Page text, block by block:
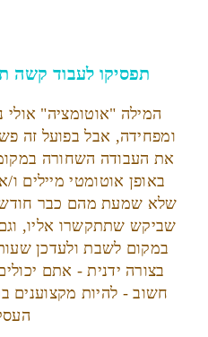
תפסיקו לעבוד קשה
המילה "אוטומציה"
ומפחידה, אבל בפועל זה
באופן אוטומטי מיילים ו/
שלא שמעת מהם כבר חודש,
שביקש שתתקשרו אליו,
במקום לשבת ולעדכן
בצורה ידנית - אתם
חשוב - להיות מקצוענים